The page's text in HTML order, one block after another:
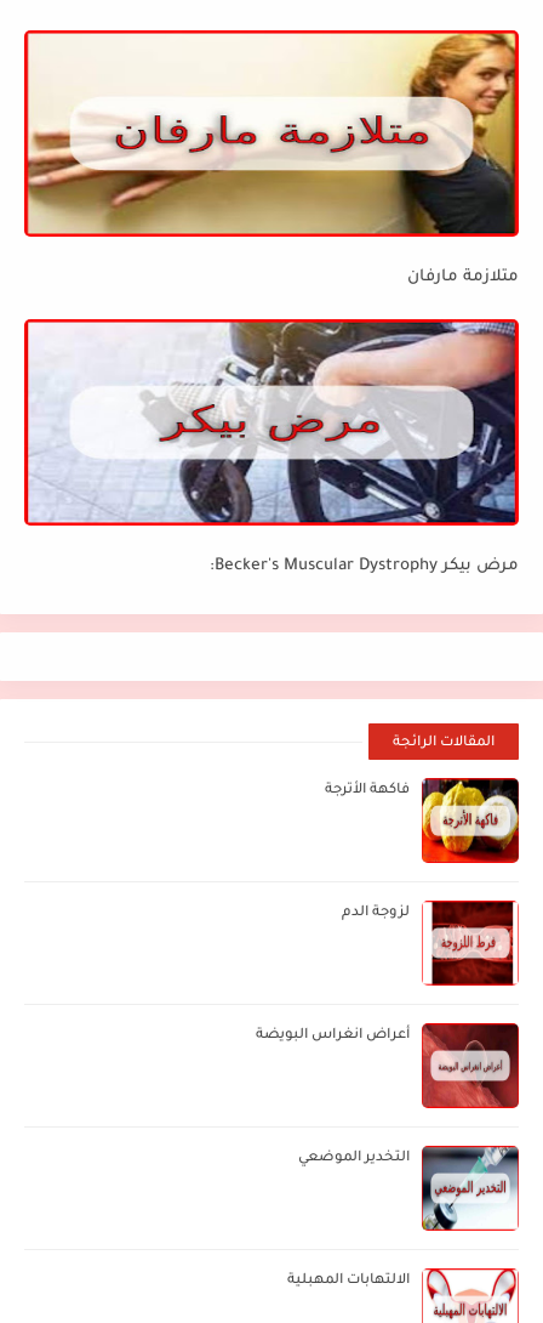
متلازمة مارفان
مرض بيكر Becker's Muscular Dystrophy:
المقالات الرائجة
فاكهة الأترجة
لزوجة الدم
أعراض انغراس البويضة
التخدير الموضعي
الالتهابات المهبلية